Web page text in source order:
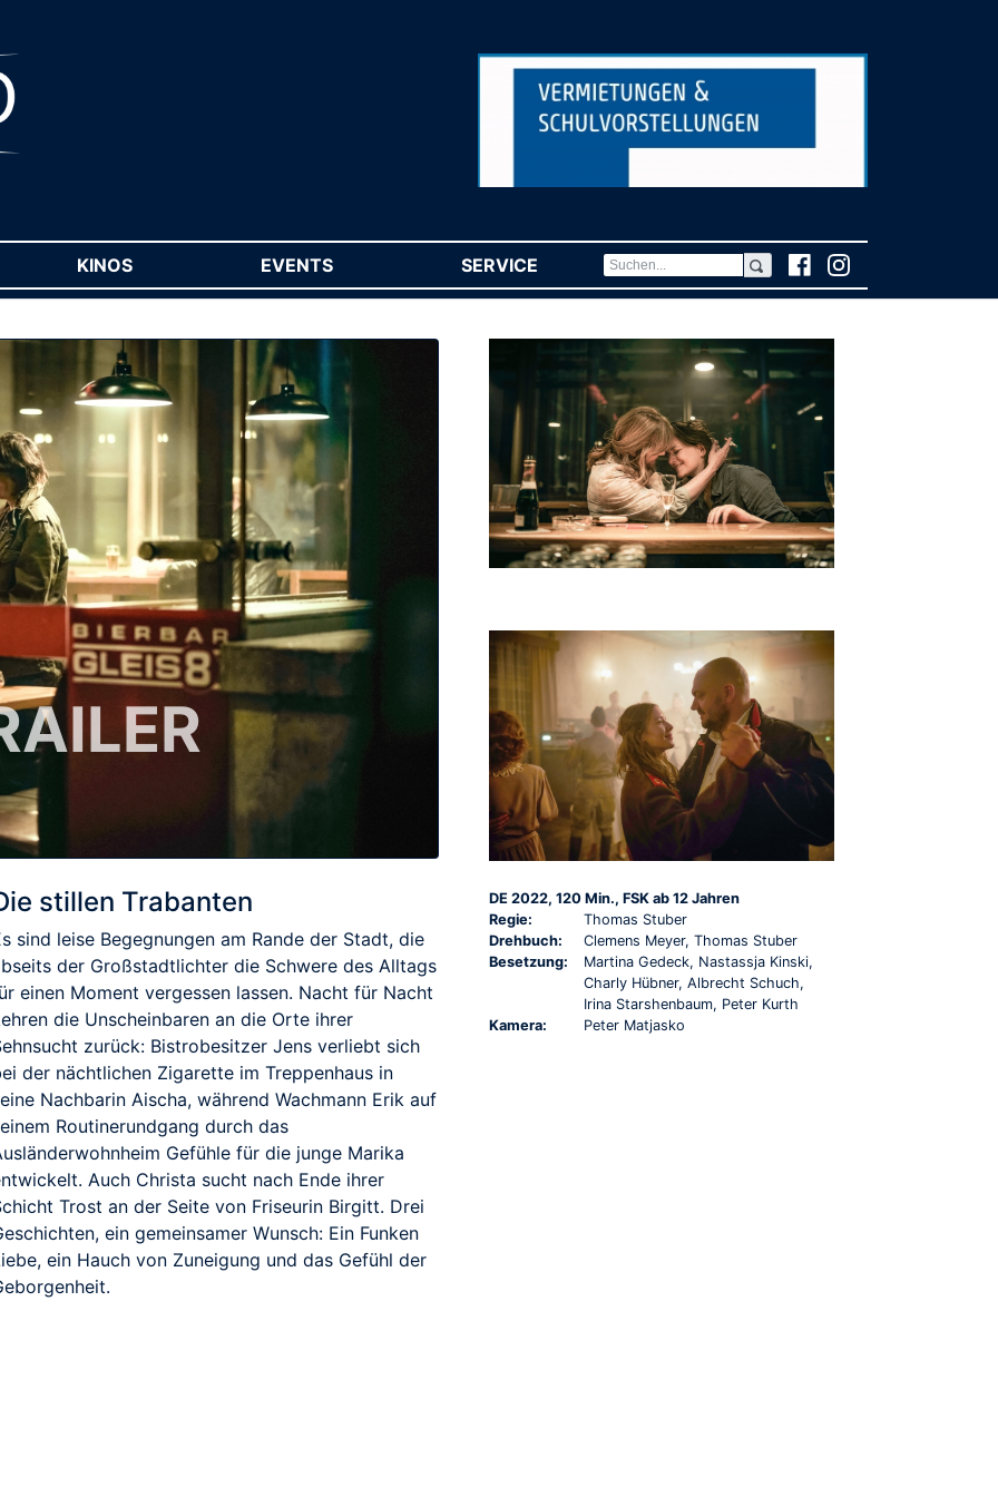
KINOS EVENTS SERVICE (CURRENT)
stillen Trabanten
sind leise Begegnungen am Rande der Stadt, die
der Großstadtlichter die Schwere des Alltags
einen Moment vergessen lassen. Nacht für Nacht
die Unscheinbaren an die Orte ihrer
zurück: Bistrobesitzer Jens verliebt sich
der nächtlichen Zigarette im Treppenhaus in
Nachbarin Aischa, während Wachmann Erik auf
Routinerundgang durch das
Gefühle für die junge Marika
Auch Christa sucht nach Ende ihrer
Trost an der Seite von Friseurin Birgitt. Drei
ein gemeinsamer Wunsch: Ein Funken
ein Hauch von Zuneigung und das Gefühl der
DE 2022, 120 Min., FSK ab 12 Jahren
Regie:
Thomas Stuber
Drehbuch:
Clemens Meyer, Thomas Stuber
Besetzung:
Martina Gedeck, Nastassja Kinski,
Charly Hübner, Albrecht Schuch,
Irina Starshenbaum, Peter Kurth
Kamera:
Peter Matjasko